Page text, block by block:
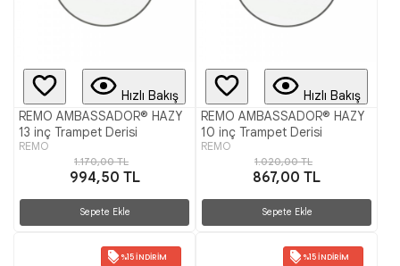
Hızlı Bakış
REMO AMBASSADOR® HAZY
13 inç Trampet Derisi
REMO
1.170,00 TL
994,50 TL
Sepete Ekle
Hızlı Bakış
REMO AMBASSADOR® HAZY
10 inç Trampet Derisi
REMO
1.020,00 TL
867,00 TL
Sepete Ekle
%15 İNDIRIM %15 İNDIRIM